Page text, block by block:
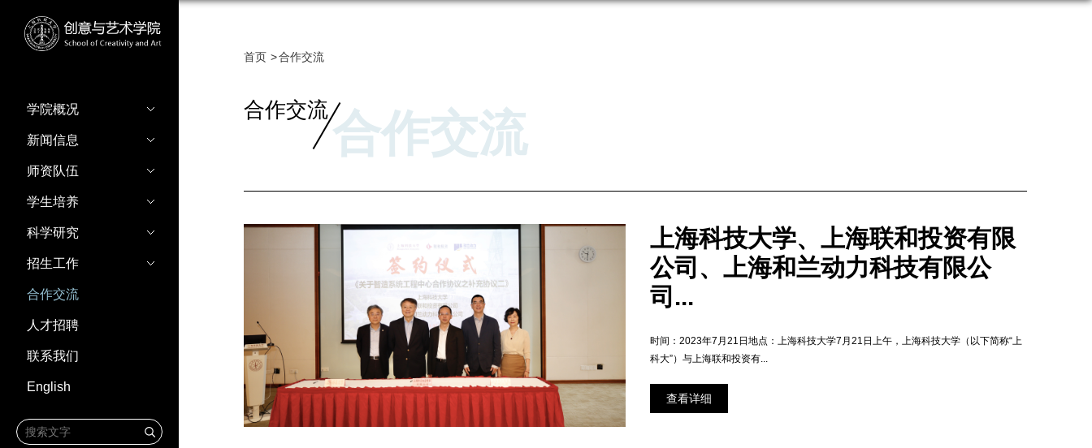
学院概况
新闻信息
师资队伍
学生培养
科学研究
招生工作
合作交流
人才招聘
联系我们
English
首页 合作交流
合作交流合作交流
上海科技大学、上海联和投资有限
公司、上海和兰动力科技有限公
司...
时间：2023年7月21日地点：上海科技大学7月21日上午，上海科技大学（以下简称“上
科大”）与上海联和投资有...
查看详细